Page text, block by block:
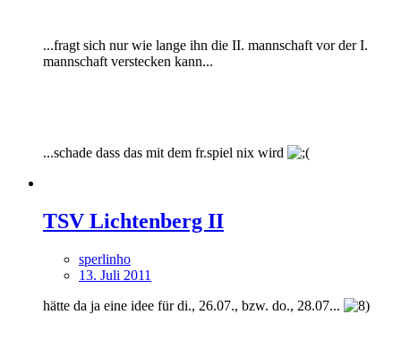
...fragt sich nur wie lange ihn die II. mannschaft vor der I.
mannschaft verstecken kann...
...schade dass das mit dem fr.spiel nix wird
TSV Lichtenberg II
sperlinho
13. Juli 2011
hätte da ja eine idee für di., 26.07., bzw. do., 28.07...